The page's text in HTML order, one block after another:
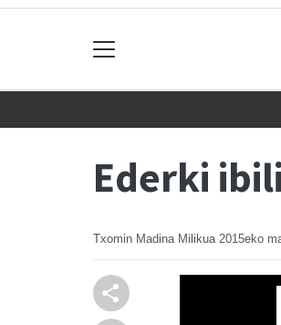
Ederki
Txomin Madina Milikua 2015eko